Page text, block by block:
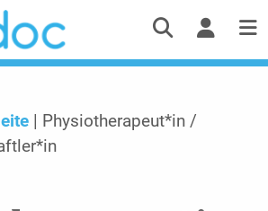
| Physiotherapeut*in /